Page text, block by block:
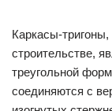
Каркасы-
строительстве,
треугольной
соединяются с